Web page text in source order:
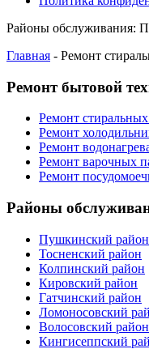
Районы обслуживания:
Главная - Ремонт
Ремонт бытовой
Ремонт
Ремонт
Ремонт
Ремонт варочных
Ремонт
Районы
Пушкинский район
Тосненский район
Колпинский район
Кировский район
Гатчинский район
Ломоносовский
Волосовский район
Кингисеппский